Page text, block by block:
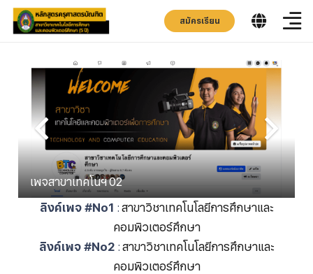
สมัครเรียน
เพจสาขาเทคโนฯ 02
ลิงค์เพจ #No1 : สาขาวิชาเทคโนโลยีการศึกษาและ
คอมพิวเตอร์ศึกษา
ลิงค์เพจ #No2 : สาขาวิชาเทคโนโลยีการศึกษาและ
คอมพิวเตอร์ศึกษา